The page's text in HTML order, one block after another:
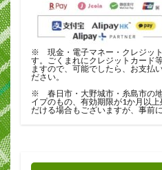
※ 現金・電子マネー・クレジッ
す。ごくまれにクレジットカード
ますので、可能でしたら、お支払
ださい。
※ 春日市・大野城市・糸島市の
イプのもの、有効期限が1か月以
だける場合もございますが、事前